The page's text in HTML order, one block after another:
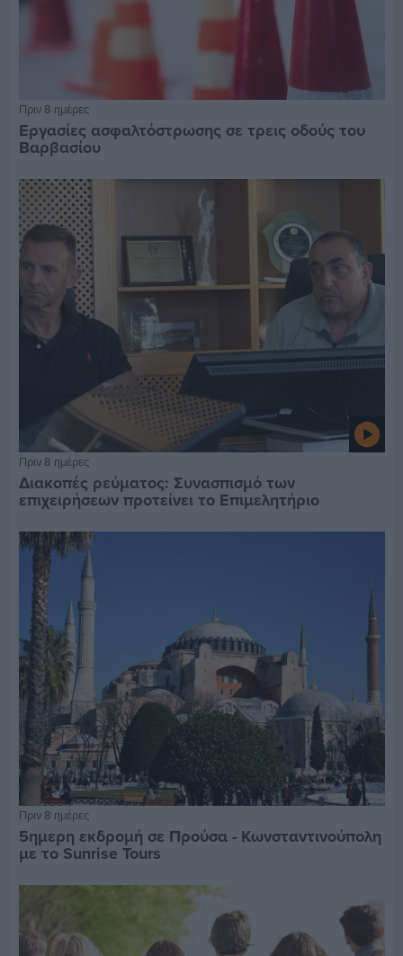
Πριν 8 ημέρες
Εργασίες ασφαλτόστρωσης σε τρεις οδούς του
Βαρβασίου
Πριν 8 ημέρες
Διακοπές ρεύματος: Συνασπισμό των
επιχειρήσεων προτείνει το Επιμελητήριο
Πριν 8 ημέρες
5ημερη εκδρομή σε Προύσα - Κωνσταντινούπολη
με το Sunrise Tours